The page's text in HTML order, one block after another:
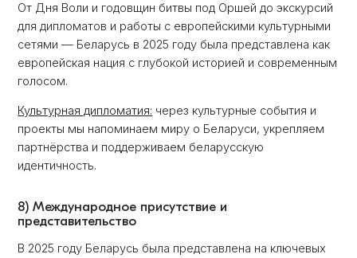
От Дня Воли и годовщин битвы под Оршей до экскурсий
для дипломатов и работы с европейскими культурными
сетями — Беларусь в 2025 году была представлена как
европейская нация с глубокой историей и современным
голосом.
Культурная дипломатия: через культурные события и
проекты мы напоминаем миру о Беларуси, укрепляем
партнёрства и поддерживаем беларусскую
идентичность.
8) Международное присутствие и
представительство
В 2025 году Беларусь была представлена на ключевых